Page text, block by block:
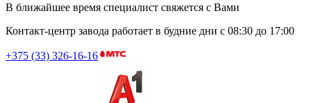
В ближайшее время специалист свяжется с Вами
Контакт-центр завода работает в будние дни с 08:30 до 17:00
+375 (33) 326-16-16